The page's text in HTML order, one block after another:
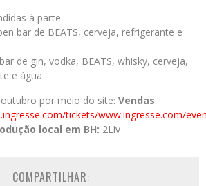
à parte
bar de BEATS, cerveja, refrigerante e
de gin, vodka, BEATS, whisky, cerveja,
e água
por meio do site: Vendas
tickets/www.ingresse.com/
local em BH: 2Liv
COMPARTILHAR: